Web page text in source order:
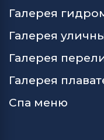
Галерея
Галерея
Галерея
Галерея
Спа меню